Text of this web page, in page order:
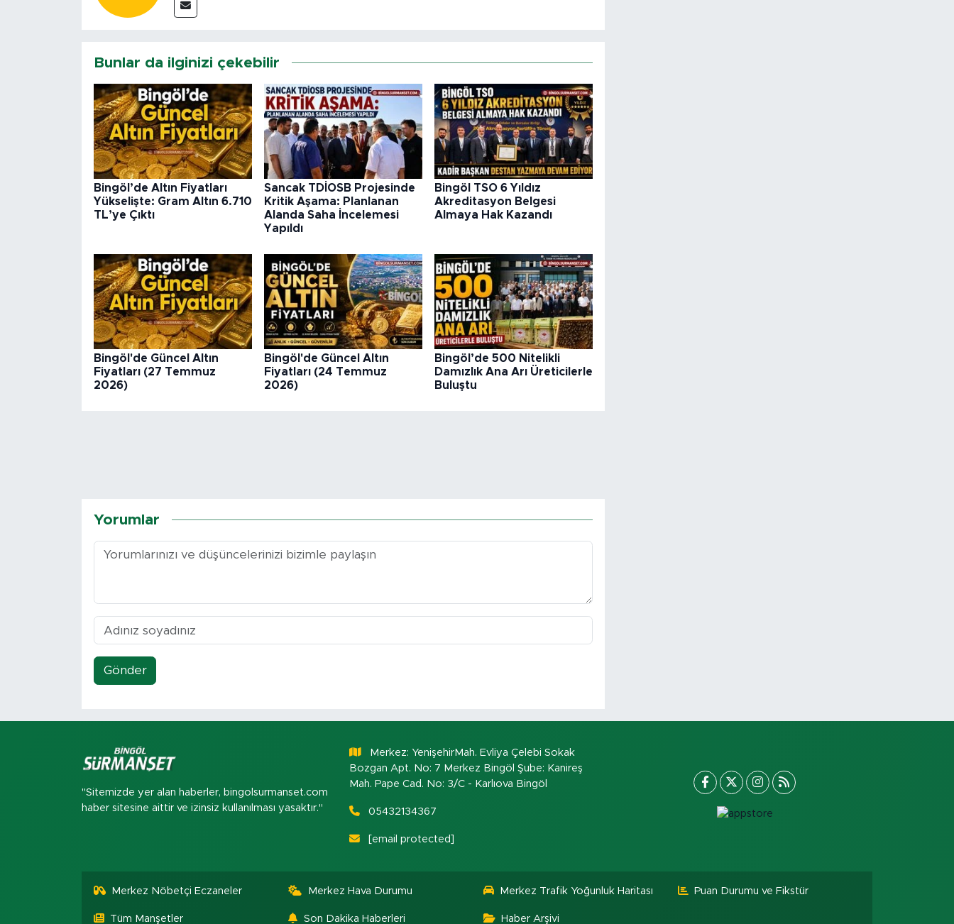
Bunlar da ilginizi çekebilir
Bingöl’de Altın Fiyatları
Yükselişte: Gram Altın 6.710
TL’ye Çıktı
Sancak TDİOSB Projesinde
Kritik Aşama: Planlanan
Alanda Saha İncelemesi
Yapıldı
Bingöl TSO 6 Yıldız
Akreditasyon Belgesi
Almaya Hak Kazandı
Bingöl'de Güncel Altın
Fiyatları (27 Temmuz
2026)
Bingöl'de Güncel Altın
Fiyatları (24 Temmuz
2026)
Bingöl’de 500 Nitelikli
Damızlık Ana Arı Üreticilerle
Buluştu
Yorumlar
Gönder
"Sitemizde yer alan haberler, bingolsurmanset.com
haber sitesine aittir ve izinsiz kullanılması yasaktır."
Merkez: YenişehirMah. Evliya Çelebi Sokak
Bozgan Apt. No: 7 Merkez Bingöl Şube: Kanireş
Mah. Pape Cad. No: 3/C - Karlıova Bingöl
05432134367
[email protected]
Merkez Nöbetçi Eczaneler Merkez Hava Durumu Merkez Trafik Yoğunluk Haritası Puan Durumu ve Fikstür
Tüm Manşetler Son Dakika Haberleri Haber Arşivi